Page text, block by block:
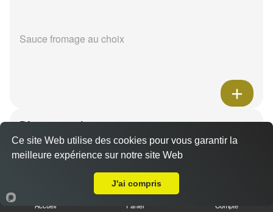
Sauce fromage au choix
Pâtes au poulet
Dès9.90 €
Sauce fromage au choix
Accueil Panier Compte
Ce site Web utilise des cookies pour vous garantir la
meilleure expérience sur notre site Web
J'ai compris